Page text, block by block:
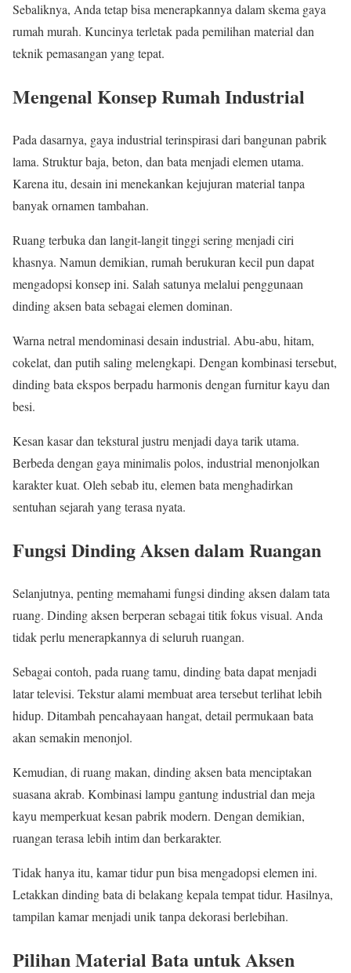
Sebaliknya, Anda tetap bisa menerapkannya dalam skema gaya
rumah murah. Kuncinya terletak pada pemilihan material dan
teknik pemasangan yang tepat.
Mengenal Konsep Rumah Industrial
Pada dasarnya, gaya industrial terinspirasi dari bangunan pabrik
lama. Struktur baja, beton, dan bata menjadi elemen utama.
Karena itu, desain ini menekankan kejujuran material tanpa
banyak ornamen tambahan.
Ruang terbuka dan langit-langit tinggi sering menjadi ciri
khasnya. Namun demikian, rumah berukuran kecil pun dapat
mengadopsi konsep ini. Salah satunya melalui penggunaan
dinding aksen bata sebagai elemen dominan.
Warna netral mendominasi desain industrial. Abu-abu, hitam,
cokelat, dan putih saling melengkapi. Dengan kombinasi tersebut,
dinding bata ekspos berpadu harmonis dengan furnitur kayu dan
besi.
Kesan kasar dan tekstural justru menjadi daya tarik utama.
Berbeda dengan gaya minimalis polos, industrial menonjolkan
karakter kuat. Oleh sebab itu, elemen bata menghadirkan
sentuhan sejarah yang terasa nyata.
Fungsi Dinding Aksen dalam Ruangan
Selanjutnya, penting memahami fungsi dinding aksen dalam tata
ruang. Dinding aksen berperan sebagai titik fokus visual. Anda
tidak perlu menerapkannya di seluruh ruangan.
Sebagai contoh, pada ruang tamu, dinding bata dapat menjadi
latar televisi. Tekstur alami membuat area tersebut terlihat lebih
hidup. Ditambah pencahayaan hangat, detail permukaan bata
akan semakin menonjol.
Kemudian, di ruang makan, dinding aksen bata menciptakan
suasana akrab. Kombinasi lampu gantung industrial dan meja
kayu memperkuat kesan pabrik modern. Dengan demikian,
ruangan terasa lebih intim dan berkarakter.
Tidak hanya itu, kamar tidur pun bisa mengadopsi elemen ini.
Letakkan dinding bata di belakang kepala tempat tidur. Hasilnya,
tampilan kamar menjadi unik tanpa dekorasi berlebihan.
Pilihan Material Bata untuk Aksen